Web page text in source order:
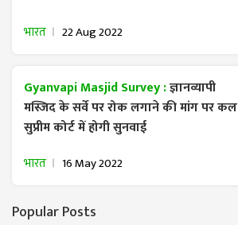
भारत 22 Aug 2022
Gyanvapi Masjid Survey :ज्ञानव्यापी
मस्जिद के सर्वे पर रोक लगाने की मांग पर कल
सुप्रीम कोर्ट में होगी सुनवाई
भारत 16 May 2022
Popular Posts